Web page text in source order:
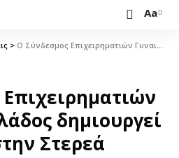
Aa
> Ο Σύνδεσμος Επιχειρηματιών Γυναικών Ελλάδος δημιουργεί παράρτημα στην Στερεά Ελλάδα
δημιουργεί
Στερεά